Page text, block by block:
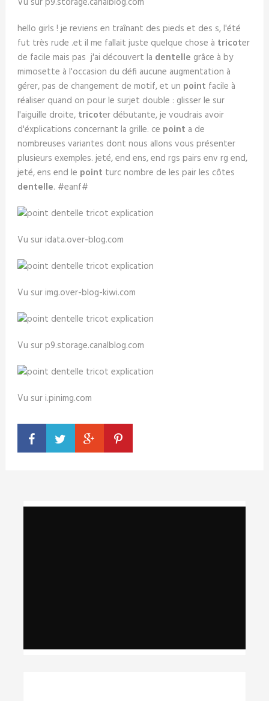
hello girls ! je reviens en traînant des pieds et des s, l'été
fut très rude .et il me fallait juste quelque chose à tricoter
de facile mais pas j'ai découvert la dentelle grâce à by
mimosette à l'occasion du défi aucune augmentation à
gérer, pas de changement de motif, et un point facile à
réaliser quand on pour le surjet double : glisser le sur
l'aiguille droite, tricoter débutante, je voudrais avoir
d'éxplications concernant la grille. ce point a de
nombreuses variantes dont nous allons vous présenter
plusieurs exemples. jeté, end ens, end rgs pairs env rg end,
jeté, ens end le point turc nombre de les pair les côtes
dentelle. #eanf#
Vu sur idata.over-blog.com
Vu sur img.over-blog-kiwi.com
Vu sur p9.storage.canalblog.com
Vu sur i.pinimg.com